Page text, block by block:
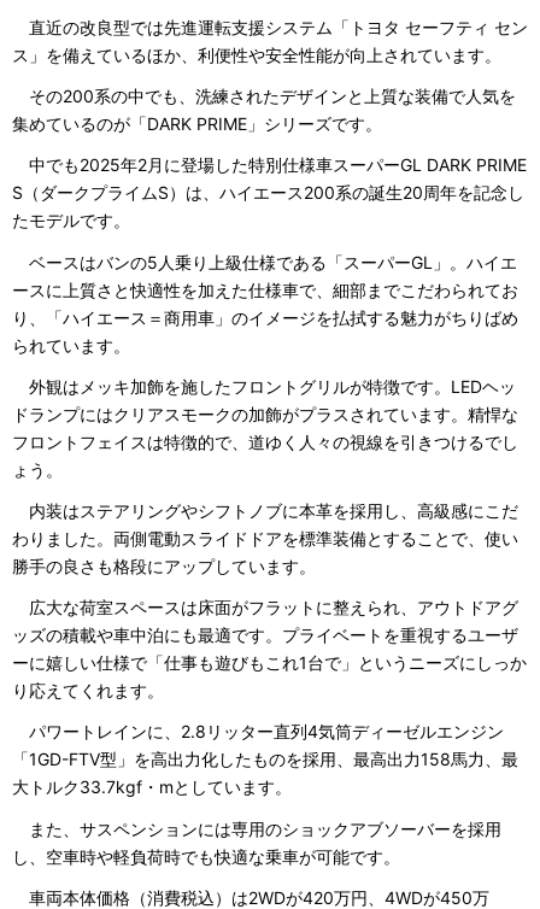
直近の改良型では先進運転支援システム「トヨタ セーフティ セン
ス」を備えているほか、利便性や安全性能が向上されています。
その200系の中でも、洗練されたデザインと上質な装備で人気を
集めているのが「DARK PRIME」シリーズです。
中でも2025年2月に登場した特別仕様車スーパーGL DARK PRIME
S（ダークプライムS）は、ハイエース200系の誕生20周年を記念し
たモデルです。
ベースはバンの5人乗り上級仕様である「スーパーGL」。ハイエ
ースに上質さと快適性を加えた仕様車で、細部までこだわられてお
り、「ハイエース＝商用車」のイメージを払拭する魅力がちりばめ
られています。
外観はメッキ加飾を施したフロントグリルが特徴です。LEDヘッ
ドランプにはクリアスモークの加飾がプラスされています。精悍な
フロントフェイスは特徴的で、道ゆく人々の視線を引きつけるでし
ょう。
内装はステアリングやシフトノブに本革を採用し、高級感にこだ
わりました。両側電動スライドドアを標準装備とすることで、使い
勝手の良さも格段にアップしています。
広大な荷室スペースは床面がフラットに整えられ、アウトドアグ
ッズの積載や車中泊にも最適です。プライベートを重視するユーザ
ーに嬉しい仕様で「仕事も遊びもこれ1台で」というニーズにしっか
り応えてくれます。
パワートレインに、2.8リッター直列4気筒ディーゼルエンジン
「1GD-FTV型」を高出力化したものを採用、最高出力158馬力、最
大トルク33.7kgf・mとしています。
また、サスペンションには専用のショックアブソーバーを採用
し、空車時や軽負荷時でも快適な乗車が可能です。
車両本体価格（消費税込）は2WDが420万円、4WDが450万